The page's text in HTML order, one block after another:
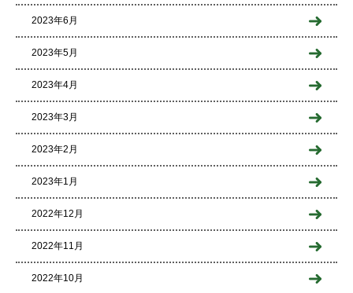
2023年6月
2023年5月
2023年4月
2023年3月
2023年2月
2023年1月
2022年12月
2022年11月
2022年10月